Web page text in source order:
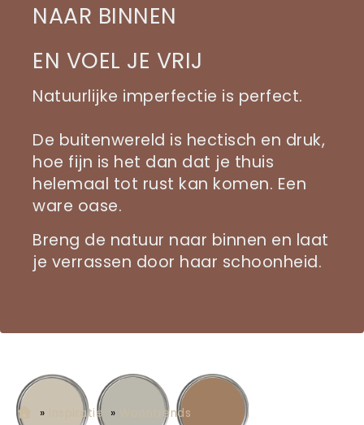
» Inspiratie » Woontrends
NAAR BINNEN
EN VOEL JE VRIJ
Natuurlijke imperfectie is perfect.
De buitenwereld is hectisch en druk,
hoe fijn is het dan dat je thuis
helemaal tot rust kan komen. Een
ware oase.
Breng de natuur naar binnen en laat
je verrassen door haar schoonheid.